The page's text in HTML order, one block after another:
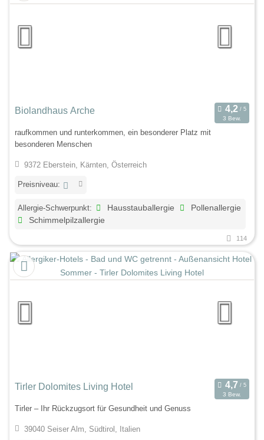
Biolandhaus Arche
3 Bew.
raufkommen und runterkommen, ein besonderer Platz mit
besonderen Menschen
9372 Eberstein, Kärnten, Österreich
Preisniveau:
Allergie-Schwerpunkt: Hausstauballergie
Pollenallergie
Schimmelpilzallergie
114
Tirler Dolomites Living Hotel
3 Bew.
Tirler – Ihr Rückzugsort für Gesundheit und Genuss
39040 Seiser Alm, Südtirol, Italien